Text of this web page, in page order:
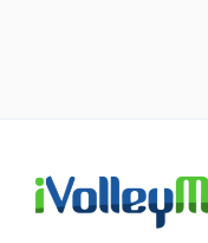
content